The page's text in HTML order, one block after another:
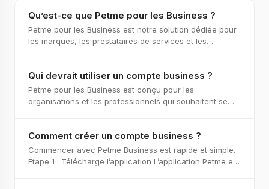
Qu’est-ce que Petme pour les Business ?
Petme pour les Business est notre solution dédiée pour
les marques, les prestataires de services et les
Qui devrait utiliser un compte business ?
Petme pour les Business est conçu pour les
organisations et les professionnels qui souhaitent se
Comment créer un compte business ?
Commencer avec Petme Business est rapide et simple.
Étape 1 : Télécharge l’application L’application Petme est